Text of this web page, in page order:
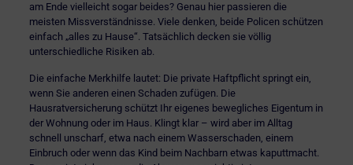
am Ende vielleicht sogar beides? Genau hier passieren die
meisten Missverständnisse. Viele denken, beide Policen schützen
einfach „alles zu Hause“. Tatsächlich decken sie völlig
unterschiedliche Risiken ab.
Die einfache Merkhilfe lautet: Die private Haftpflicht springt ein,
wenn Sie anderen einen Schaden zufügen. Die
Hausratversicherung schützt Ihr eigenes bewegliches Eigentum in
der Wohnung oder im Haus. Klingt klar – wird aber im Alltag
schnell unscharf, etwa nach einem Wasserschaden, einem
Einbruch oder wenn das Kind beim Nachbarn etwas kaputtmacht.